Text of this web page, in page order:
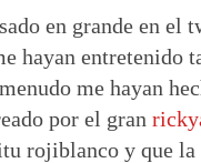
en grande en el
hayan entretenido
me hayan
por el gran
rojiblanco y que